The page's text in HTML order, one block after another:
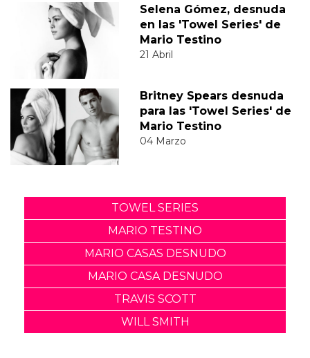
Selena Gómez, desnuda
en las 'Towel Series' de
Mario Testino
21 Abril
Britney Spears desnuda
para las 'Towel Series' de
Mario Testino
04 Marzo
TOWEL SERIES
MARIO TESTINO
MARIO CASAS DESNUDO
MARIO CASA DESNUDO
TRAVIS SCOTT
WILL SMITH